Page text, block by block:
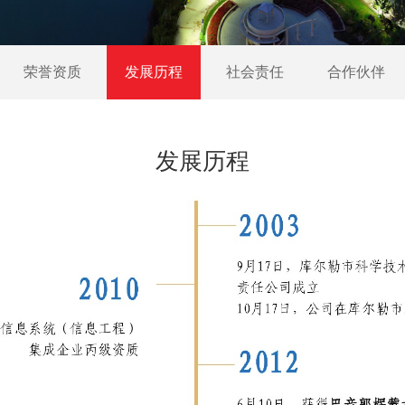
荣誉资质 发展历程 社会责任 合作伙伴
发展历程